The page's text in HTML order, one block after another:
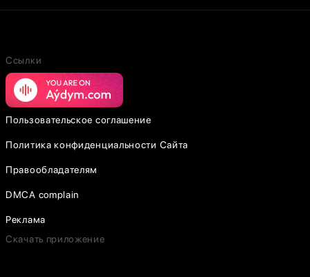
Ссылки
Пользовательское соглашение
Политика конфиденциальности Сайта
Правообладателям
DMCA complain
Реклама
Скачать приложение